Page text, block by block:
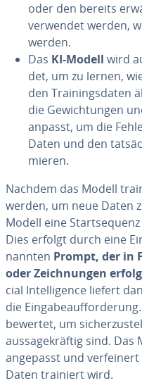
oder den bereits
verwendet werden,
werden.
Das KI-Modell wird
det, um zu lernen,
den Trai­nings­da­ten
die Ge­wich­tun­gen
anpasst, um die
Daten und den
mie­ren.
Nachdem das Modell
werden, um neue Daten
Modell eine
Dies erfolgt durch eine
nann­ten Prompt, der in
oder Zeich­nun­gen
ci­al In­tel­li­gence liefert
die
bewertet, um
aus­sa­ge­kräf­tig sind. Das
angepasst und
Daten trainiert wird.